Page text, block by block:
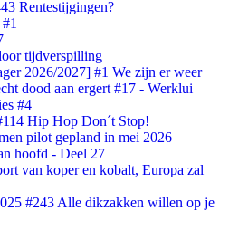
Rentestijgingen?
tijdverspilling
2026/2027] #1 We zijn er weer
dood aan ergert #17 - Werklui
#4
Hip Hop Don´t Stop!
pilot gepland in mei 2026
hoofd - Deel 27
van koper en kobalt, Europa zal
#243 Alle dikzakken willen op je